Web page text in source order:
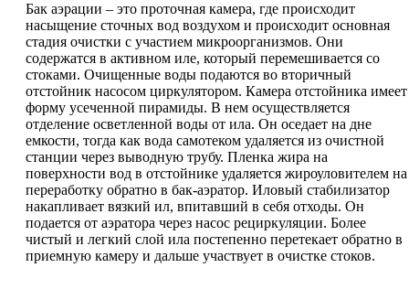
Бак аэрации – это проточная камера, где происходит
насыщение сточных вод воздухом и происходит основная
стадия очистки с участием микроорганизмов. Они
содержатся в активном иле, который перемешивается со
стоками. Очищенные воды подаются во вторичный
отстойник насосом циркулятором. Камера отстойника имеет
форму усеченной пирамиды. В нем осуществляется
отделение осветленной воды от ила. Он оседает на дне
емкости, тогда как вода самотеком удаляется из очистной
станции через выводную трубу. Пленка жира на
поверхности вод в отстойнике удаляется жироуловителем на
переработку обратно в бак-аэратор. Иловый стабилизатор
накапливает вязкий ил, впитавший в себя отходы. Он
подается от аэратора через насос рециркуляции. Более
чистый и легкий слой ила постепенно перетекает обратно в
приемную камеру и дальше участвует в очистке стоков.